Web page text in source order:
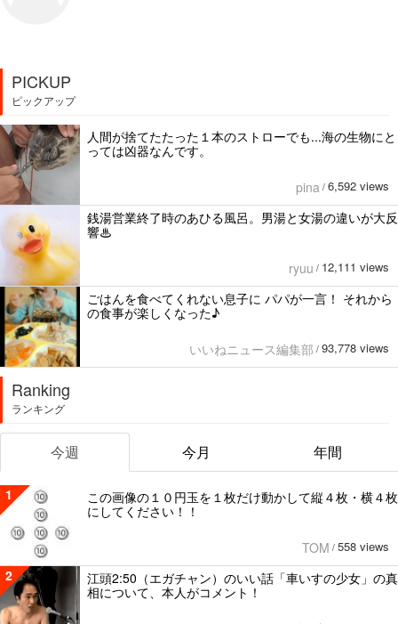
PICKUP
ピックアップ
人間が捨てたたった１本のストローでも...海の生物にと
っては凶器なんです。
pina / 6,592 views
銭湯営業終了時のあひる風呂。男湯と女湯の違いが大反
響♨
ryuu / 12,111 views
ごはんを食べてくれない息子に パパが一言！ それから
の食事が楽しくなった♪
いいねニュース編集部 / 93,778 views
Ranking
ランキング
今週 今月 年間
1
この画像の１０円玉を１枚だけ動かして縦４枚・横４枚
にしてください！！
TOM / 558 views
2
江頭2:50（エガチャン）のいい話「車いすの少女」の真
相について、本人がコメント！